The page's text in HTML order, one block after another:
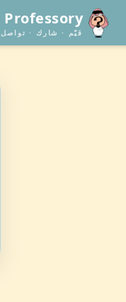
Professory
قيّم · شارك · تواصل